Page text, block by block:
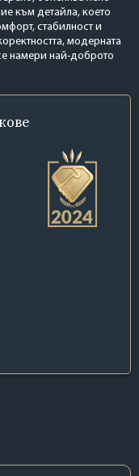
към детайла, което
стабилност и
модерната
намери най-доброто